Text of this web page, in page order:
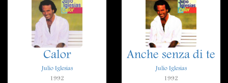
Calor
Julio Iglesias
1992
Anche senza di te
Julio Iglesias
1992